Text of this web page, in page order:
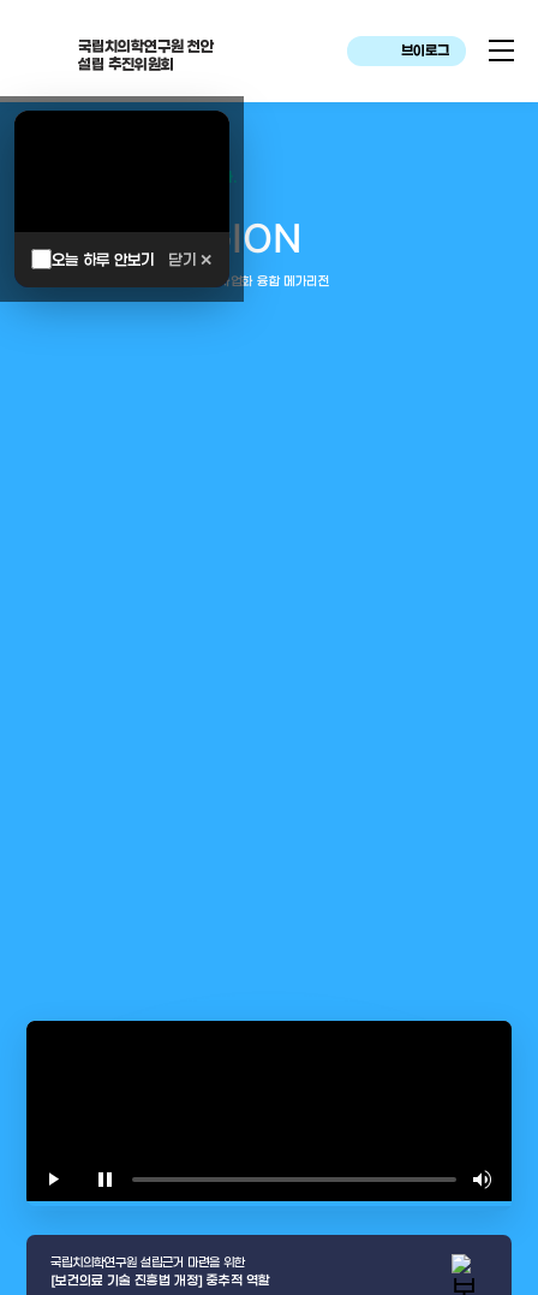
국립치의학연구원 천안
설립 추진위원회
브이로그
오늘 하루 안보기 닫기 ✕
대한민국은 두번이나 약속하였습니다.
MEGAREGION
중부권 전체를 잇는 연구–임상–평가–사업화 융합 메가리전
play_arrow pause volume_up
국립치의학연구원 설립근거 마련을 위한
[보건의료 기술 진흥법 개정] 중추적 역할